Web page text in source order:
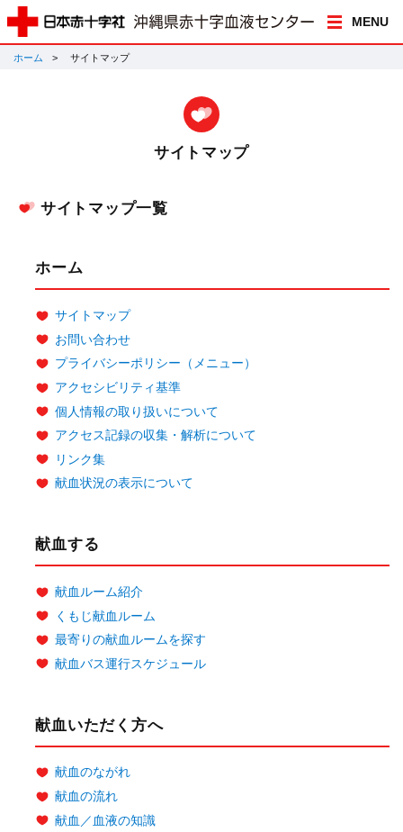
MENU
ホーム サイトマップ
サイトマップ
サイトマップ一覧
ホーム
サイトマップ
お問い合わせ
プライバシーポリシー（メニュー）
アクセシビリティ基準
個人情報の取り扱いについて
アクセス記録の収集・解析について
リンク集
献血状況の表示について
献血する
献血ルーム紹介
くもじ献血ルーム
最寄りの献血ルームを探す
献血バス運行スケジュール
献血いただく方へ
献血のながれ
献血の流れ
献血／血液の知識